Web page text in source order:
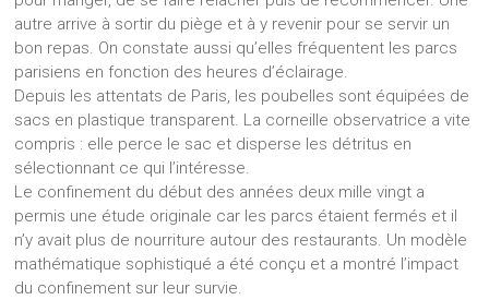
autre arrive à sortir du piège et à y revenir pour se servir un
bon repas. On constate aussi qu’elles fréquentent les parcs
parisiens en fonction des heures d’éclairage.
Depuis les attentats de Paris, les poubelles sont équipées de
sacs en plastique transparent. La corneille observatrice a vite
compris : elle perce le sac et disperse les détritus en
sélectionnant ce qui l’intéresse.
Le confinement du début des années deux mille vingt a
permis une étude originale car les parcs étaient fermés et il
n’y avait plus de nourriture autour des restaurants. Un modèle
mathématique sophistiqué a été conçu et a montré l’impact
du confinement sur leur survie.